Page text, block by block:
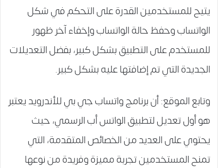
يتيح للمستخدمين القدرة على التحكم في شكل
الواتساب وحفظ حالة الواتساب وإخفاء آخر ظهور
للمستخدم على التطبيق بشكل كبير، بفضل التعديلات
الجديدة التي تم إضافتها عليه بشكل كبير.
وتابع الموقع: أن برنامج واتساب جي بي للأندرويد يعتبر
هو أول تعديل لتطبيق الواتس أب الرسمي، حيث
يحتوي على العديد من الخصائص المتقدمة، التي
تمنح المستخدمين تجربة مميزة وفريدة من نوعها